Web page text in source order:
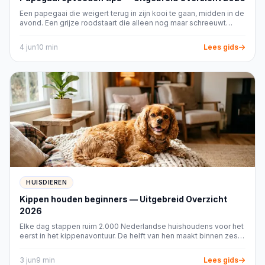
mag bij normaal gebruik niet gemakkelijk
schuiven of kantelen.
bewegende delen moeten aanvaardbaar zijn
Onderhoudsfrequentie:schat eerlijk in hoeveel
dagelijkse en periodieke verzorging je kunt
volhouden.
Onderdelen en verbruiksmateriaal:controleer
vooraf of filters, sluitingen of andere
noodzakelijke onderdelen verkrijgbaar en
vervangbaar zijn.
Levensduur:
reparatiemogelijkheden en slijtage op de plekken
die intensief worden gebruikt.
Prijs-kwaliteit:beoordeel de totale gebruiksduur
en terugkerende kosten, niet alleen de aanschaf.
Een papegaai die weigert terug in zijn kooi te gaan, midden in de
avond. Een grijze roodstaart die alleen nog maar schreeuwt
4 jun10 min Lees gids
HUISDIEREN
Kippen houden beginners — Uitgebreid Overzicht
2026
Elke dag stappen ruim 2.000 Nederlandse huishoudens voor het
eerst in het kippenavontuur. De helft van hen maakt binnen zes
3 jun9 min Lees gids